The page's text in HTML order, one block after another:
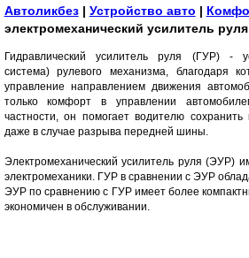
Автоликбез| Устройство авто |
электромеханический усилитель
Гидравлический усилитель руля (ГУР) -
система) рулевого механизма, благодаря
управление направлением движения
только комфорт в управлении
частности, он помогает водителю
даже в случае разрыва передней шины.
Электромеханический усилитель руля (ЭУР)
электромеханики. ГУР в сравнении с ЭУР
ЭУР по сравнению с ГУР имеет более
экономичен в обслуживании.